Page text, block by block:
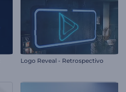
Logo Reveal - Retrospectivo